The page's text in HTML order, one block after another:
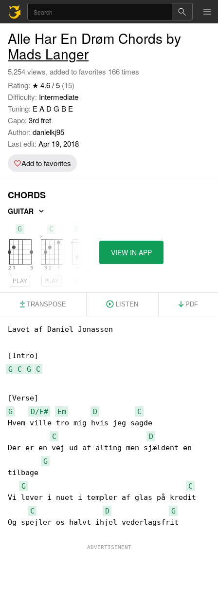
Alle Har En Drøm Chords by
Mads Langer
5,254 views, added to favorites 166 times
Rating: ★ 4.6 / 5 (15)
Difficulty: Intermediate
Tuning: E A D G B E
Capo: 3rd fret
Author: danielkj95
Last edit: Apr 19, 2018
Add to favorites
CHORDS
GUITAR
G
PLAY
C
PLAY
VIEW IN APP
TRANSPOSE LISTEN PDF
Lavet af Daniel Jonassen
G
C G C
G
D/F# Em D
C
Hvem ville tro mig hvis jeg sagde
C
D
Der er en vej ud af alting men sjældent en
G
tilbage
G
C
Vi lever i nuet i templer af glas på kredit
C
D
G
Og spejler os halvt ihjel vederlagsfrit